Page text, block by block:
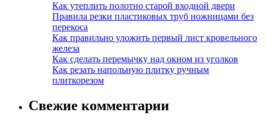
Как утеплить полотно старой входной двери
Правила резки пластиковых труб ножницами без
перекоса
Как правильно уложить первый лист кровельного
железа
Как сделать перемычку над окном из уголков
Как резать напольную плитку ручным
плиткорезом
Свежие комментарии